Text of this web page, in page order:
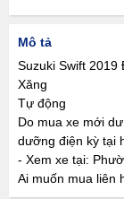
Mô tả
Suzuki Swift 2019
Xăng
Tự động
Do mua xe mới
dưỡng điện kỳ tại
- Xem xe tại:
Ai muốn mua liên